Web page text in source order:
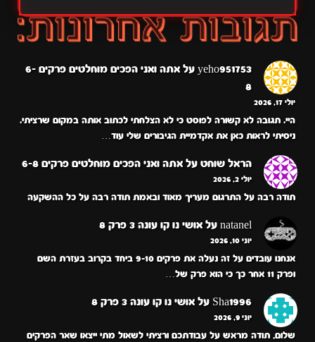
yeho951753 על
אתה ואני הפכים מוחלטים פרקים 6-
8
יולי 17, 2026
היי. תגובה לא קשורה לפוסט כי לא הצלחתי לכתוב אותה במקום שרציתי.
ניסיתי לראות כאן את אקדמיית הגיבורים שלי עוד…
הראל שוחט על אתה ואני הפכים מוחלטים פרקים 6-8
יולי 2, 2026
תודה רבה על התרגום מעריך מאוד ובאמת תודה רבה על כל ההשקעה
natanel על אושי נו קו עונה 3 פרק 8
יוני 10, 2026
אנחנו עובדים על זה נעלה את פרקים 9-10 ביחד בקרוב בעזרת השם
ופרק 11 אחר כך כי הוא פרק של…
Sha1996 על אושי נו קו עונה 3 פרק 8
יוני 9, 2026
שלום, תודה מראש על עבודתכם ורציתי לשאול מתי ייצאו שאר הפרקים